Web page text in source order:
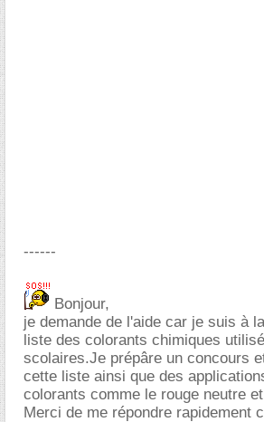
------
Bonjour,
je demande de l'aide car je suis à
liste des colorants chimiques
scolaires.Je prépâre un concours
cette liste ainsi que des
colorants comme le rouge neutre
Merci de me répondre rapidement